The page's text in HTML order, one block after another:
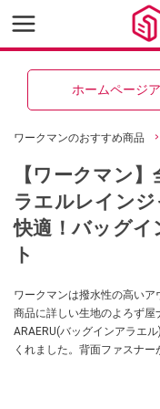
ホームページ
ワークマンのおすすめ商品
【ワークマン
ラエルレイン
快適！バッグイ
ト
ワークマンは撥水性の高い
商品に詳しい生地のよろず屋
ARAERU(バッグインアラエ
くれました。背面ファスナー